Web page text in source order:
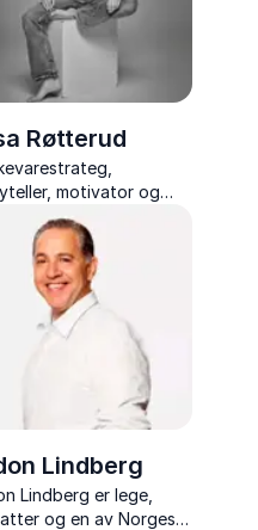
Røtterud
motivator og
– med 16
i Himalaya og
20 års erfaring fra
mest utilgjengelige
Lindberg
Lindberg er lege,
og en av Norges